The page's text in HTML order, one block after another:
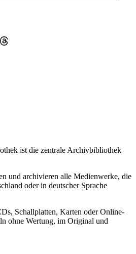
Threads
ist die zentrale Archivbibliothek
und archivieren alle Medienwerke, die
oder in deutscher Sprache
Schallplatten, Karten oder Online-
ohne Wertung, im Original und